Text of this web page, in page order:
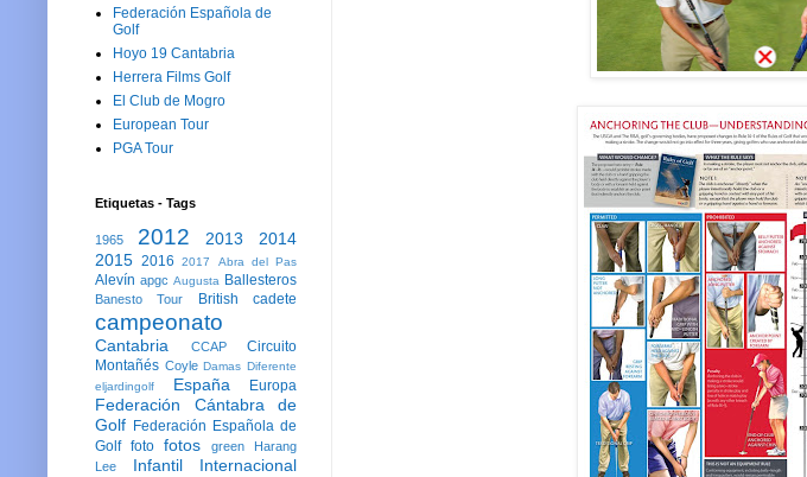
Federación Española de
Golf
Hoyo 19 Cantabria
Herrera Films Golf
El Club de Mogro
European Tour
PGA Tour
Etiquetas - Tags
1965 2012 2013
2014
2015 2016 2017 Abra del Pas
Alevín apgc Augusta Ballesteros
Banesto Tour British cadete
campeonato
Cantabria CCAP
Circuito
Montañés Coyle Damas Diferente
eljardingolf
España Europa
Federación Cántabra de
Golf Federación Española de
Golf foto fotos green
Harang
Lee
Infantil Internacional